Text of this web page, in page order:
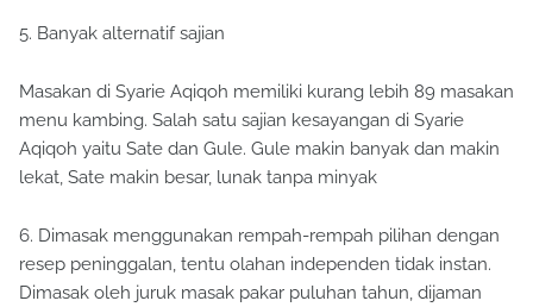
5. Banyak alternatif sajian
Masakan di Syarie Aqiqoh memiliki kurang lebih 89 masakan
menu kambing. Salah satu sajian kesayangan di Syarie
Aqiqoh yaitu Sate dan Gule. Gule makin banyak dan makin
lekat, Sate makin besar, lunak tanpa minyak
6. Dimasak menggunakan rempah-rempah pilihan dengan
resep peninggalan, tentu olahan independen tidak instan.
Dimasak oleh juruk masak pakar puluhan tahun, dijaman